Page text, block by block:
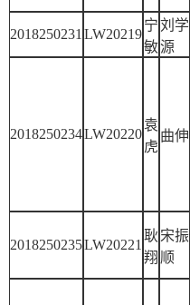
2018250231 LW20219
宁
敏
刘学
源
2018250234LW20220
袁
虎
曲伸
2018250235LW20221
耿
翔
宋振
顺